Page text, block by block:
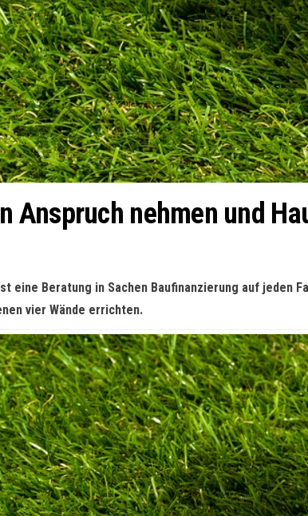
Anspruch nehmen und
eine Beratung in Sachen Baufinanzierung auf
vier Wände errichten.